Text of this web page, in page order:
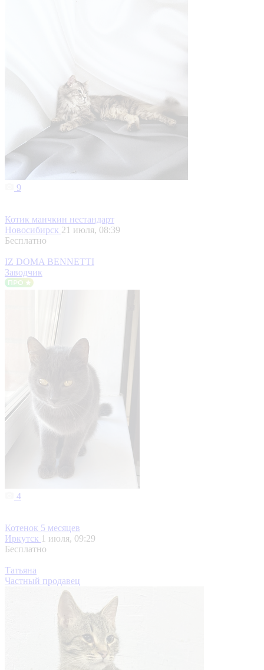
9
Котик манчкин нестандарт
Новосибирск 21 июля, 08:39
Бесплатно
IZ DOMA BENNETTI
Заводчик
4
Котенок 5 месяцев
Иркутск 1 июля, 09:29
Бесплатно
Татьяна
Частный продавец